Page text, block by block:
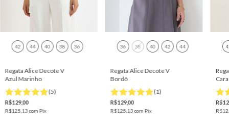
42 44 40 38 36
Regata Alice Decote V
Azul Marinho
(5)
R$129,00
R$125,13com Pix
36 38 40 42 44
Regata Alice Decote V
Bordô
(1)
R$129,00
R$125,13com Pix